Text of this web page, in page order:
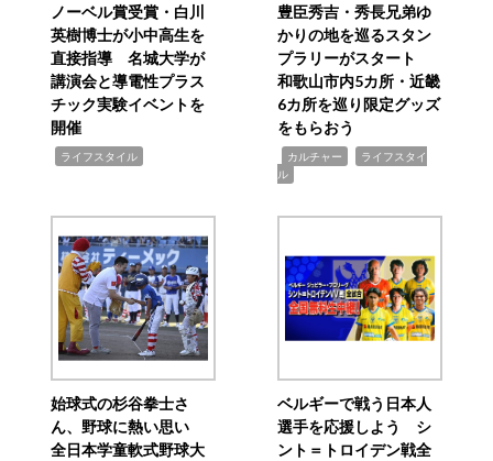
ノーベル賞受賞・白川
英樹博士が小中高生を
直接指導 名城大学が
講演会と導電性プラス
チック実験イベントを
開催
ライフスタイル
豊臣秀吉・秀長兄弟ゆ
かりの地を巡るスタン
プラリーがスタート
和歌山市内5カ所・近畿
6カ所を巡り限定グッズ
をもらおう
カルチャー
ライフスタイ
ル
始球式の杉谷拳士さ
ん、野球に熱い思い
全日本学童軟式野球大
ベルギーで戦う日本人
選手を応援しよう シ
ント＝トロイデン戦全